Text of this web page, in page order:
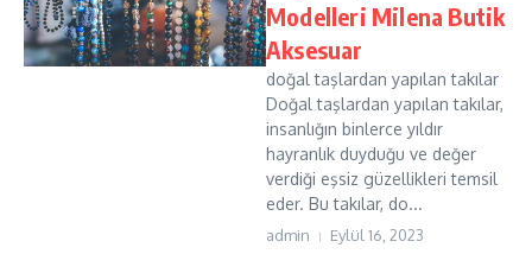
Modelleri Milena Butik
Aksesuar
doğal taşlardan yapılan takılar
Doğal taşlardan yapılan takılar,
insanlığın binlerce yıldır
hayranlık duyduğu ve değer
verdiği eşsiz güzellikleri temsil
eder. Bu takılar, do...
admin Eylül 16, 2023